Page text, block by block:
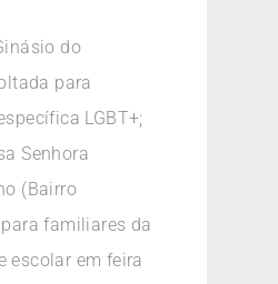
do
para
LGBT+;
Senhora
(Bairro
familiares da
escolar em feira